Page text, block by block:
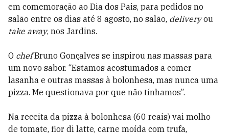
em comemoração ao Dia dos Pais, para pedidos no
salão entre os dias até 8 agosto, no salão, deliveryou
take away, nos Jardins.
O chefBruno Gonçalves se inspirou nas massas para
um novo sabor. “Estamos acostumados a comer
lasanha e outras massas à bolonhesa, mas nunca uma
pizza. Me questionava por que não tínhamos”.
Na receita da pizza à bolonhesa (60 reais) vai molho
de tomate, fior di latte, carne moída com trufa,